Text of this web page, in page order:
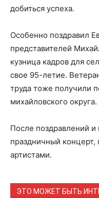
добиться успеха.
Особенно поздравил
представителей
кузница кадров для
свое 95-летие.
труда тоже получили
михайловского округа.
После поздравлений и
праздничный
артистами.
ЭТО МОЖЕТ БЫТЬ